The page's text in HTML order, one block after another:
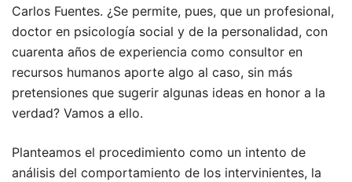
Carlos Fuentes. ¿Se permite, pues, que un profesional,
doctor en psicología social y de la personalidad, con
cuarenta años de experiencia como consultor en
recursos humanos aporte algo al caso, sin más
pretensiones que sugerir algunas ideas en honor a la
verdad? Vamos a ello.
Planteamos el procedimiento como un intento de
análisis del comportamiento de los intervinientes, la